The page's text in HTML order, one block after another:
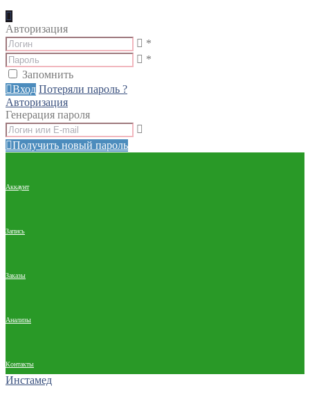
Авторизация
*
*
Запомнить
Вход Потеряли пароль ?
Авторизация
Генерация пароля
Получить новый пароль
Аккаунт
Запись
Заказы
Анализы
Контакты
Инстамед